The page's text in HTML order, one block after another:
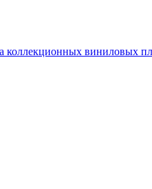
коллекционных виниловых